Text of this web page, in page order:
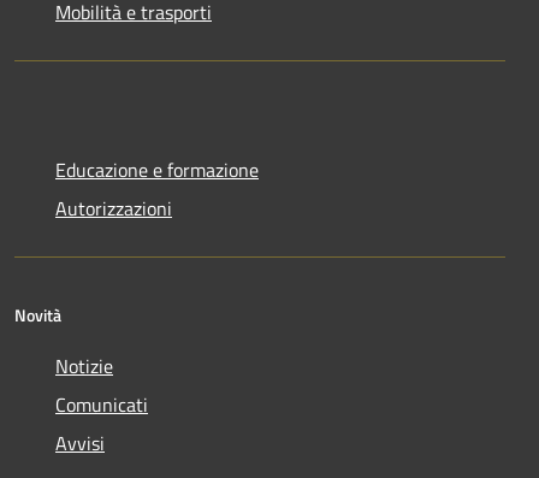
Mobilità e trasporti
Educazione e formazione
Autorizzazioni
Novità
Notizie
Comunicati
Avvisi